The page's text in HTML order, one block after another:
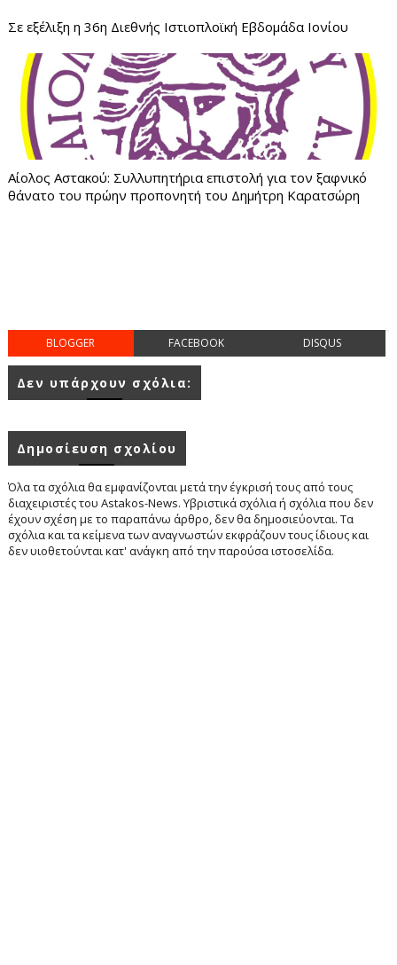
Σε εξέλιξη η 36η Διεθνής Ιστιοπλοϊκή Εβδομάδα Ιονίου
Αίολος Αστακού: Συλλυπητήρια επιστολή για τον ξαφνικό
θάνατο του πρώην προπονητή του Δημήτρη Καρατσώρη
BLOGGER FACEBOOK DISQUS
Δεν υπάρχουν σχόλια:
Δημοσίευση σχολίου
Όλα τα σχόλια θα εμφανίζονται μετά την έγκρισή τους από τους
διαχειριστές του Astakos-News. Υβριστικά σχόλια ή σχόλια που δεν
έχουν σχέση με το παραπάνω άρθρο, δεν θα δημοσιεύονται. Τα
σχόλια και τα κείμενα των αναγνωστών εκφράζουν τους ίδιους και
δεν υιοθετούνται κατ' ανάγκη από την παρούσα ιστοσελίδα.